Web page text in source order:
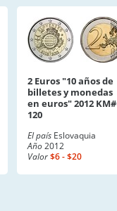
2 Euros "10 años de
billetes y monedas
en euros" 2012 KM#
120
El país Eslovaquia
Año2012
Valor$6 - $20